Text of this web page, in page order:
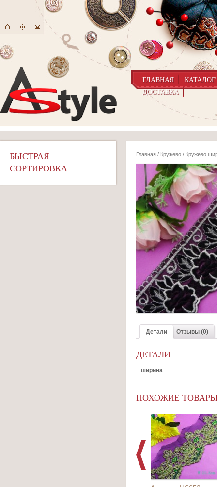
ГЛАВНАЯ
КАТАЛОГ
ДОСТАВКА
БЫСТРАЯ
СОРТИРОВКА
Главная / Кружево / Кружево
Детали Отзывы (0)
ДЕТАЛИ
ширина
ПОХОЖИЕ